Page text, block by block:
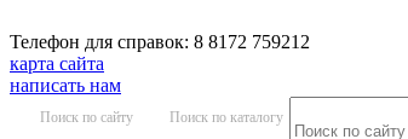
Телефон для справок: 8 8172 759212
карта сайта
написать нам
Поиск по сайту Поиск по каталогу